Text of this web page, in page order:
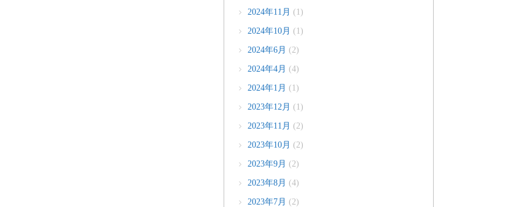
2024年11月 (1)
2024年10月 (1)
2024年6月 (2)
2024年4月 (4)
2024年1月 (1)
2023年12月 (1)
2023年11月 (2)
2023年10月 (2)
2023年9月 (2)
2023年8月 (4)
2023年7月 (2)